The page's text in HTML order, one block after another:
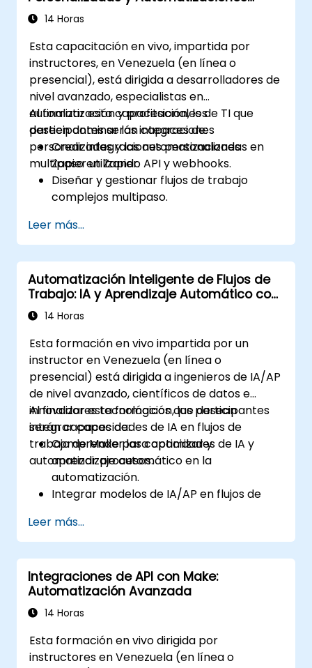
Multipaso
14 Horas
Esta capacitación en vivo, impartida por
instructores, en Venezuela (en línea o
presencial), está dirigida a desarrolladores de
nivel avanzado, especialistas en
automatización y profesionales de TI que
deseen dominar las integraciones
personalizadas y las automatizaciones
multipaso en Zapier.
Al finalizar esta capacitación, los
participantes serán capaces de:
Crear integraciones personalizadas en
Zapier utilizando API y webhooks.
Diseñar y gestionar flujos de trabajo
complejos multipaso.
automatización avanzados.
Integrar Zapier con aplicaciones
propietarias o menos comunes.
Leer más...
Automatización Inteligente de Flujos de
Trabajo: IA y Aprendizaje Automático con
Make14 Horas
Esta formación en vivo impartida por un
instructor en Venezuela (en línea o
presencial) está dirigida a ingenieros de IA/AP
de nivel avanzado, científicos de datos e
innovadores tecnológicos que desean
integrar capacidades de IA en flujos de
trabajo de Make para optimizar y
automatizar procesos.
Al finalizar esta formación, los participantes
serán capaces de:
Comprender las capacidades de IA y
aprendizaje automático en la
automatización.
Integrar modelos de IA/AP en flujos de
Implementar análisis de sentimientos,
modelado predictivo y toma de
decisiones basada en datos.
Optimizar y escalar flujos de trabajo de
automatización impulsados por IA.
Leer más...
Integraciones de API con Make:
Automatización Avanzada
14 Horas
Esta formación en vivo dirigida por
instructores en Venezuela (en línea o